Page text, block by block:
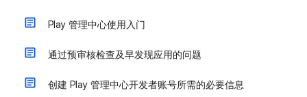
Play 管理中心使用入门
通过预审核检查及早发现应用的问题
创建 Play 管理中心开发者账号所需的必要信息